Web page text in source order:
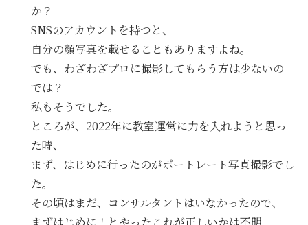
か？
SNSのアカウントを持つと、
自分の顔写真を載せることもありますよね。
でも、わざわざプロに撮影してもらう方は少ないの
では？
私もそうでした。
ところが、2022年に教室運営に力を入れようと思っ
た時、
まず、はじめに行ったのがポートレート写真撮影でし
た。
その頃はまだ、コンサルタントはいなかったので、